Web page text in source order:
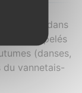
située dans
sont appelés
(danses,
vannetais-